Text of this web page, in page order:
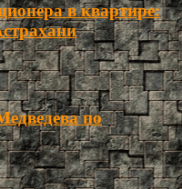
в квартире:
по